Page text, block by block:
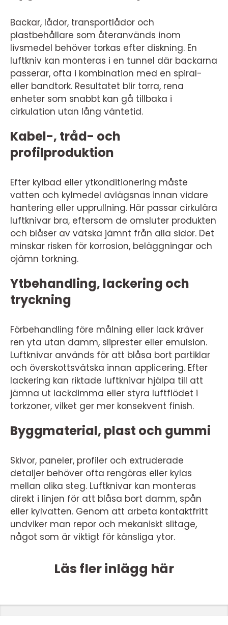
Backar, lådor, transportlådor och
plastbehållare som återanvänds inom
livsmedel behöver torkas efter diskning. En
luftkniv kan monteras i en tunnel där backarna
passerar, ofta i kombination med en spiral-
eller bandtork. Resultatet blir torra, rena
enheter som snabbt kan gå tillbaka i
cirkulation utan lång väntetid.
Kabel-, tråd- och
profilproduktion
Efter kylbad eller ytkonditionering måste
vatten och kylmedel avlägsnas innan vidare
hantering eller upprullning. Här passar cirkulära
luftknivar bra, eftersom de omsluter produkten
och blåser av vätska jämnt från alla sidor. Det
minskar risken för korrosion, beläggningar och
ojämn torkning.
Ytbehandling, lackering och
tryckning
Förbehandling före målning eller lack kräver
ren yta utan damm, sliprester eller emulsion.
Luftknivar används för att blåsa bort partiklar
och överskottsvätska innan applicering. Efter
lackering kan riktade luftknivar hjälpa till att
jämna ut lackdimma eller styra luftflödet i
torkzoner, vilket ger mer konsekvent finish.
Byggmaterial, plast och gummi
Skivor, paneler, profiler och extruderade
detaljer behöver ofta rengöras eller kylas
mellan olika steg. Luftknivar kan monteras
direkt i linjen för att blåsa bort damm, spån
eller kylvatten. Genom att arbeta kontaktfritt
undviker man repor och mekaniskt slitage,
något som är viktigt för känsliga ytor.
Läs fler inlägg här